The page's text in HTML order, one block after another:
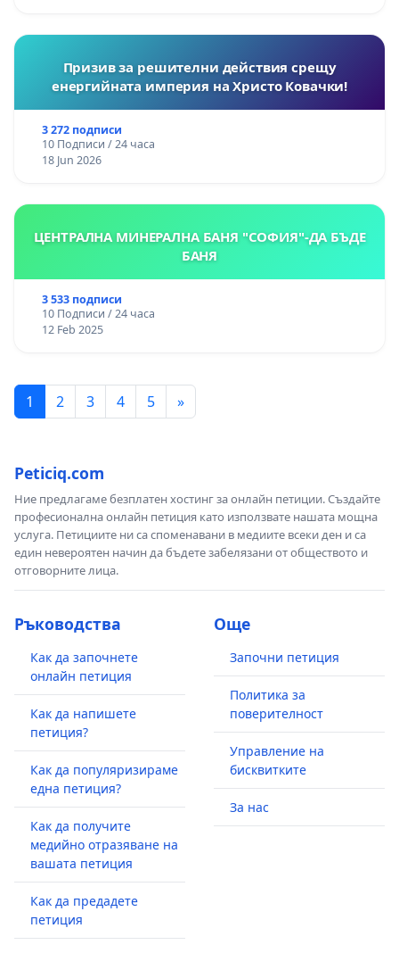
Призив за решителни действия срещу
енергийната империя на Христо Ковачки!
3 272 подписи
10 Подписи / 24 часа
18 Jun 2026
ЦЕНТРАЛНА МИНЕРАЛНА БАНЯ "СОФИЯ"-ДА БЪДЕ
БАНЯ
3 533 подписи
10 Подписи / 24 часа
12 Feb 2025
1 2 3 4 5 »
Peticiq.com
Ние предлагаме безплатен хостинг за онлайн петиции. Създайте
професионална онлайн петиция като използвате нашата мощна
услуга. Петициите ни са споменавани в медиите всеки ден и са
един невероятен начин да бъдете забелязани от обществото и
отговорните лица.
Ръководства
Как да започнете
онлайн петиция
Как да напишете
петиция?
Как да популяризираме
една петиция?
Как да получите
медийно отразяване на
вашата петиция
Как да предадете
петиция
Още
Започни петиция
Политика за
поверителност
Управление на
бисквитките
За нас